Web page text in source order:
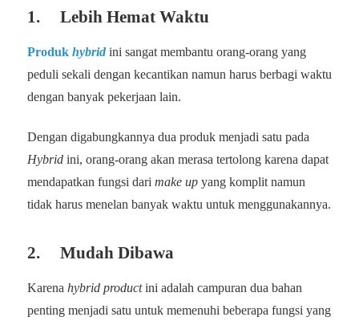
1. Lebih Hemat Waktu
Produk hybrid ini sangat membantu orang-orang yang
peduli sekali dengan kecantikan namun harus berbagi waktu
dengan banyak pekerjaan lain.
Dengan digabungkannya dua produk menjadi satu pada
Hybrid ini, orang-orang akan merasa tertolong karena dapat
mendapatkan fungsi dari make up yang komplit namun
tidak harus menelan banyak waktu untuk menggunakannya.
2. Mudah Dibawa
Karena hybrid productini adalah campuran dua bahan
penting menjadi satu untuk memenuhi beberapa fungsi yang